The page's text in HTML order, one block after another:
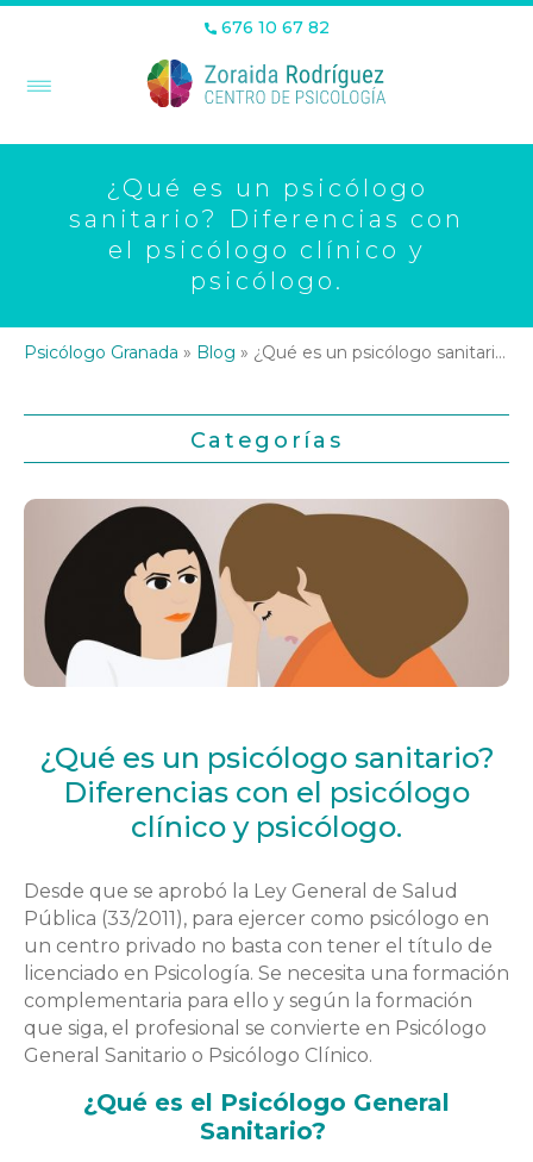
676 10 67 82
¿Qué es un psicólogo
sanitario? Diferencias con
el psicólogo clínico y
psicólogo.
Psicólogo Granada » Blog » ¿Qué es un psicólogo sanitario? Diferencias con el psicólogo clínico y psicólogo.
Categorías
¿Qué es un psicólogo sanitario?
Diferencias con el psicólogo
clínico y psicólogo.
Desde que se aprobó la Ley General de Salud
Pública (33/2011), para ejercer como psicólogo en
un centro privado no basta con tener el título de
licenciado en Psicología. Se necesita una formación
complementaria para ello y según la formación
que siga, el profesional se convierte en Psicólogo
General Sanitario o Psicólogo Clínico.
¿Qué es el Psicólogo General
Sanitario?